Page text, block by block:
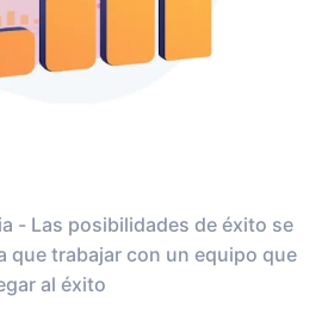
- Las posibilidades de éxito se
que trabajar con un equipo que
al éxito